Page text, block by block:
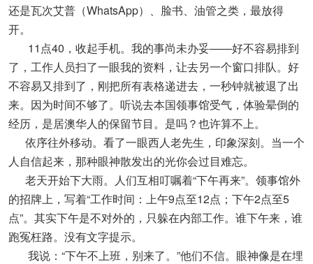
还是瓦次艾普（WhatsApp）、脸书、油管之类，最放得
开。
11点40，收起手机。我的事尚未办妥——好不容易排到
了，工作人员扫了一眼我的资料，让去另一个窗口排队。好
不容易又排到了，刚把所有表格递进去，一秒钟就被退了出
来。因为时间不够了。听说去本国领事馆受气，体验晕倒的
经历，是居澳华人的保留节目。是吗？也许算不上。
依序往外移动。看了一眼西人老先生，印象深刻。当一个
人自信起来，那种眼神散发出的光你会过目难忘。
老天开始下大雨。人们互相叮嘱着“下午再来”。领事馆外
的招牌上，写着“工作时间：上午9点至12点；下午2点至5
点”。其实下午是不对外的，只躲在内部工作。谁下午来，谁
跑冤枉路。没有文字提示。
我说：“下午不上班，别来了。”他们不信。眼神像是在埋